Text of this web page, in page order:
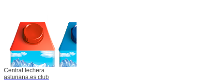
Central lechera
asturiana.es club